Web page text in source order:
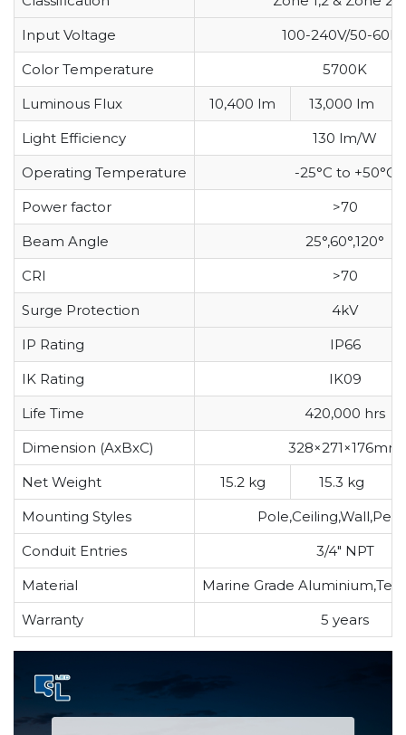
Input Voltage
100-240V/50-
Color Temperature
5700K
Luminous Flux
10,400 lm
13,000 lm
Light Efficiency
130 lm/W
Operating Temperature
-25°C to +50°C
Power factor
>70
Beam Angle
25°,60°,120°
CRI
>70
Surge Protection
4kV
IP Rating
IP66
IK Rating
IK09
Life Time
420,000 hrs
Dimension (AxBxC)
328×271×176mm
Net Weight
15.2 kg
15.3 kg
Mounting Styles
Conduit Entries
3/4″ NPT
Material
Marine Grade
Warranty
5 years